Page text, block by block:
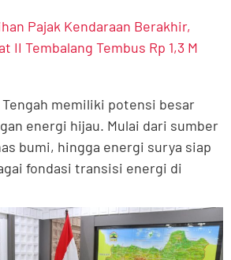
Pajak Kendaraan Berakhir,
II Tembalang Tembus Rp 1,3 M
memiliki potensi besar
energi hijau. Mulai dari sumber
bumi, hingga energi surya siap
fondasi transisi energi di